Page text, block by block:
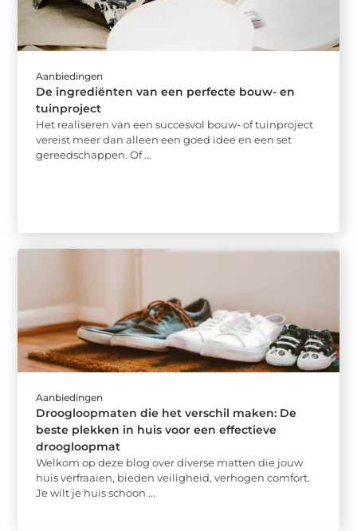
Aanbiedingen
De ingrediënten van een perfecte bouw- en
tuinproject
Het realiseren van een succesvol bouw- of tuinproject
vereist meer dan alleen een goed idee en een set
gereedschappen. Of ...
Aanbiedingen
Droogloopmaten die het verschil maken: De
beste plekken in huis voor een effectieve
droogloopmat
Welkom op deze blog over diverse matten die jouw
huis verfraaien, bieden veiligheid, verhogen comfort.
Je wilt je huis schoon ...